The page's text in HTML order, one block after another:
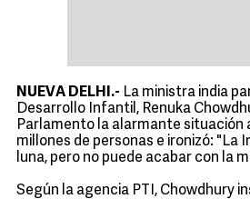
NUEVA DELHI.- La ministra india
Desarrollo Infantil, Renuka
Parlamento la alarmante situación
millones de personas e ironizó: "La
luna, pero no puede acabar con la
Según la agencia PTI, Chowdhury